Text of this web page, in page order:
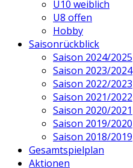
U10 weiblich
U8 offen
Hobby
Saisonrückblick
Saison 2024/2025
Saison 2023/2024
Saison 2022/2023
Saison 2021/2022
Saison 2020/2021
Saison 2019/2020
Saison 2018/2019
Gesamtspielplan
Aktionen